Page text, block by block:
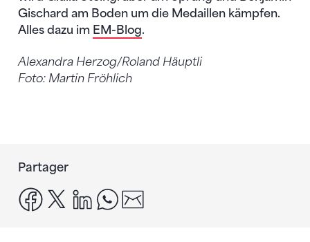
Gischard am Boden um die Medaillen kämpfen.
Alles dazu im EM-Blog.
Alexandra Herzog/Roland Häuptli
Foto: Martin Fröhlich
Partager
facebook
x linkedinwhatsapp